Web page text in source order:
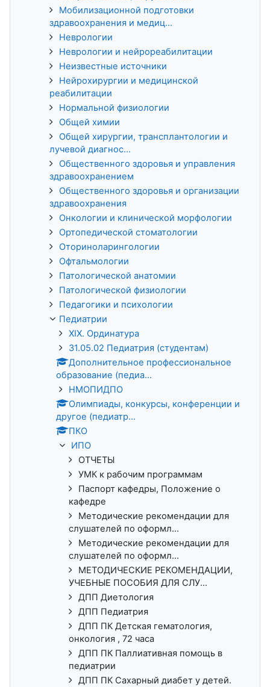
Мобилизационной подготовки
здравоохранения и медиц...
Неврологии
Неврологии и нейрореабилитации
Неизвестные источники
Нейрохирургии и медицинской
реабилитации
Нормальной физиологии
Общей химии
Общей хирургии, трансплантологии и
лучевой диагнос...
Общественного здоровья и управления
здравоохранением
Общественного здоровья и организации
здравоохранения
Онкологии и клинической морфологии
Ортопедической стоматологии
Оториноларингологии
Офтальмологии
Патологической анатомии
Патологической физиологии
Педагогики и психологии
Педиатрии
XIX. Ординатура
31.05.02 Педиатрия (студентам)
Дополнительное профессиональное
образование (педиа...
НМОПИДПО
Олимпиады, конкурсы, конференции и
другое (педиатр...
ПКО
ИПО
ОТЧЕТЫ
УМК к рабочим программам
Паспорт кафедры, Положение о
кафедре
Методические рекомендации для
слушателей по оформл...
Методические рекомендации для
слушателей по оформл...
МЕТОДИЧЕСКИЕ РЕКОМЕНДАЦИИ,
УЧЕБНЫЕ ПОСОБИЯ ДЛЯ СЛУ...
ДПП Диетология
ДПП Педиатрия
ДПП ПК Детская гематология,
онкология , 72 часа
ДПП ПК Паллиативная помощь в
педиатрии
ДПП ПК Сахарный диабет у детей.